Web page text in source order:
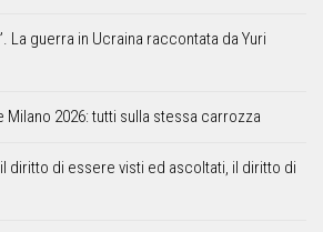
La guerra in Ucraina raccontata da Yuri
Milano 2026: tutti sulla stessa carrozza
diritto di essere visti ed ascoltati, il diritto di